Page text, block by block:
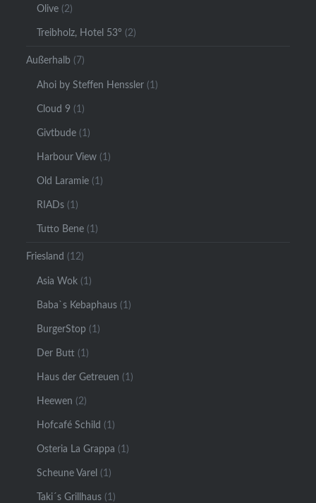
Olive (2)
Treibholz, Hotel 53° (2)
Außerhalb (7)
Ahoi by Steffen Henssler (1)
Cloud 9 (1)
Givtbude (1)
Harbour View (1)
Old Laramie (1)
RIADs (1)
Tutto Bene (1)
Friesland (12)
Asia Wok (1)
Baba`s Kebaphaus (1)
BurgerStop (1)
Der Butt (1)
Haus der Getreuen (1)
Heewen (2)
Hofcafé Schild (1)
Osteria La Grappa (1)
Scheune Varel (1)
Taki´s Grillhaus (1)